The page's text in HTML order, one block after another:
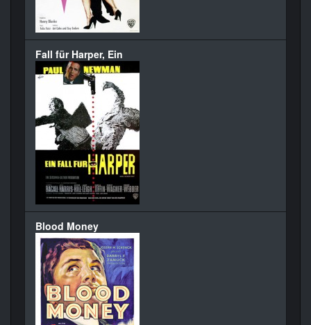
Fall für Harper, Ein
Blood Money